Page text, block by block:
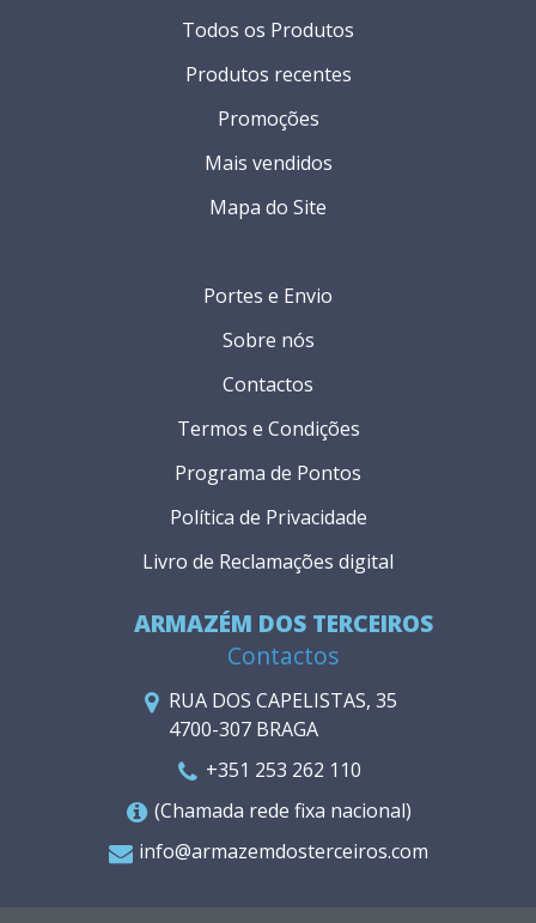
ARMAZÉM DOS TERCEIROS
Contactos
RUA DOS CAPELISTAS, 35
4700-307 BRAGA
+351 253 262 110
(Chamada rede fixa nacional)
info@armazemdosterceiros.com
Portes e Envio
Sobre nós
Contactos
Termos e Condições
Programa de Pontos
Política de Privacidade
Livro de Reclamações digital
Todos os Produtos
Produtos recentes
Promoções
Mais vendidos
Mapa do Site